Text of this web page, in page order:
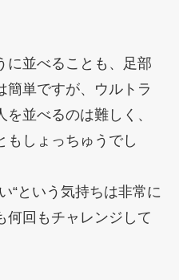
に並べることも、足部
簡単ですが、ウルトラ
並べるのは難しく、
もしょっちゅうでし
“という気持ちは非常に
何回もチャレンジして